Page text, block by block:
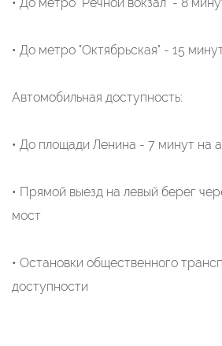
• До метро "Октябрьская" - 15
Автомобильная доступность:
• До площади Ленина - 7 минут на
• Прямой выезд на левый берег
мост
• Остановки общественного
доступности